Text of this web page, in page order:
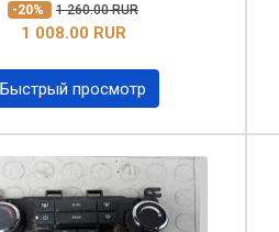
-20% 1 260.00 RUR
1 008.00 RUR
Быстрый просмотр